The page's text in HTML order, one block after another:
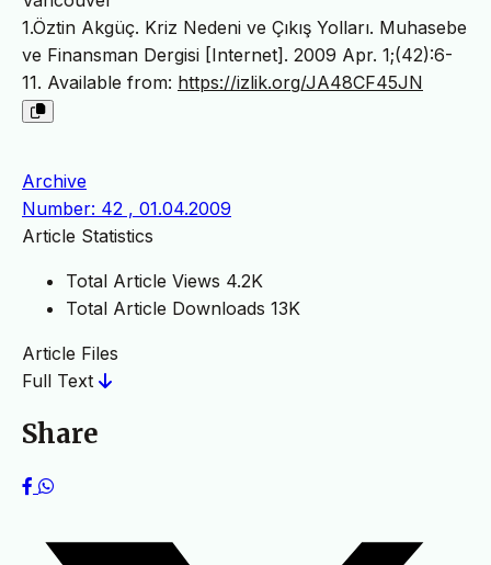
1.Öztin Akgüç. Kriz Nedeni ve Çıkış Yolları. Muhasebe
ve Finansman Dergisi [Internet]. 2009 Apr. 1;(42):6-
11. Available from: https://izlik.org/JA48CF45JN
Archive
Number: 42 , 01.04.2009
Article Statistics
Total Article Views 4.2K
Total Article Downloads 13K
Article Files
Full Text
Share